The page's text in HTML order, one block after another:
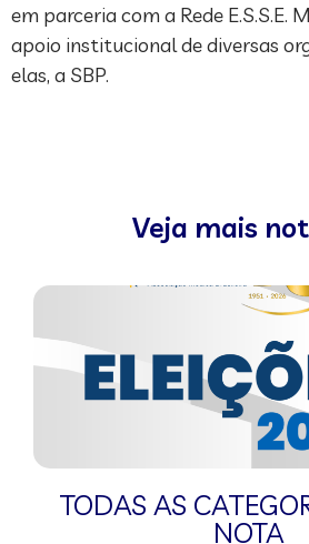
em parceria com a Rede E.S.S.E.
apoio institucional de diversas
elas, a SBP.
Veja mais
TODAS AS
NOTA